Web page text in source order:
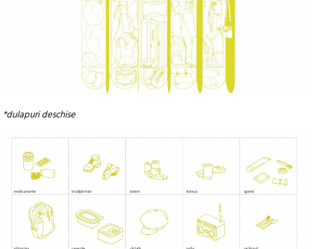
*dulapuri deschise